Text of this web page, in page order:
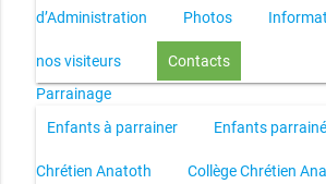
d’Administration Photos
nos visiteurs
Contacts
Parrainage
Enfants à parrainer
Enfants
Chrétien Anatoth Collège Chrétien